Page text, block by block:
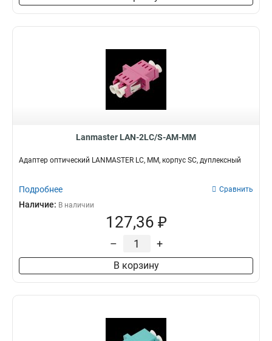
Lanmaster LAN-2LC/S-AM-MM
Адаптер оптический LANMASTER LC, MM, корпус SC, дуплексный
Подробнее Сравнить
Наличие: В наличии
127,36 ₽
– +
В корзину